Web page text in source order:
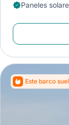
Paneles
Este barco